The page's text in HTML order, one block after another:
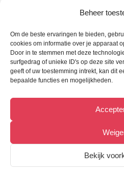
Beheer
Om de beste ervaringen te bieden,
cookies om informatie over je apparaat
Door in te stemmen met deze
surfgedrag of unieke ID's op deze site
geeft of uw toestemming intrekt, kan dit
bepaalde functies en mogelijkheden.
Bekijk
Contacteer ons
Oude Baan 3 B1,
9200 Oudegem
BTW 0832.896.339
Bekijk Facebookpagina